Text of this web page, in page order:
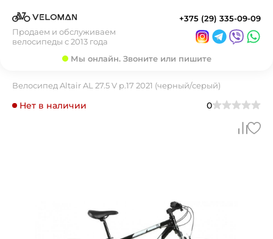
Продаем и обслуживаем
велосипеды с 2013 года
+375 (29) 335-09-09
Мы онлайн. Звоните или пишите
Велосипед Altair AL 27.5 V р.17 2021 (черный/серый)
Нет в наличии 0